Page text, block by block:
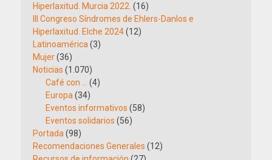
Hiperlaxitud. Murcia 2022. (16)
III Congreso Síndromes de Ehlers-Danlos e
Hiperlaxitud. Elche 2024(12)
Latinoamérica (3)
Mujer(36)
Noticias (1.070)
Café con …
(4)
Europa (34)
Eventos informativos (58)
Eventos solidarios (56)
Portada (98)
Recomendaciones Generales (12)